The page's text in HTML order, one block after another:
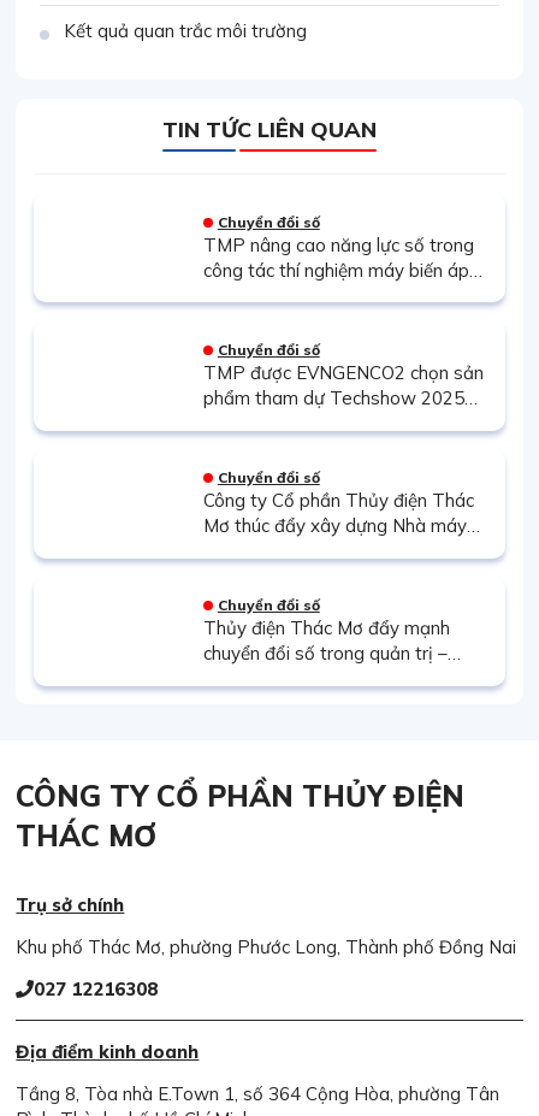
Kết quả quan trắc môi trường
TIN TỨC LIÊN QUAN
Chuyển đổi số
TMP nâng cao năng lực số trong
công tác thí nghiệm máy biến áp
Chuyển đổi số
TMP được EVNGENCO2 chọn sản
phẩm tham dự Techshow 2025
điệnChuyển đổi số
Công ty Cổ phần Thủy điện Thác
Mơ thúc đẩy xây dựng Nhà máy
Chuyển đổi số
Thủy điện Thác Mơ đẩy mạnh
chuyển đổi số trong quản trị –
CÔNG TY CỔ PHẦN THỦY ĐIỆN
THÁC MƠ
Trụ sở chính
Khu phố Thác Mơ, phường Phước Long, Thành phố Đồng Nai
027 12216308
Địa điểm kinh doanh
Tầng 8, Tòa nhà E.Town 1, số 364 Cộng Hòa, phường Tân